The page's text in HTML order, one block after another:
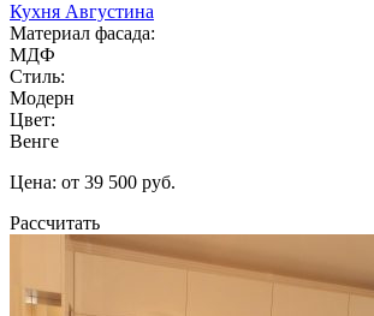
Кухня Августина
Материал фасада:
МДФ
Стиль:
Модерн
Цвет:
Венге
Цена: от 39 500 руб.
Рассчитать